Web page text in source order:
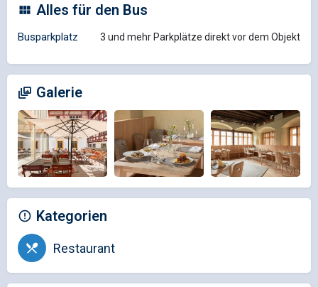
Alles für den Bus
Busparkplatz 3 und mehr Parkplätze direkt vor dem Objekt
Galerie
Kategorien
Restaurant